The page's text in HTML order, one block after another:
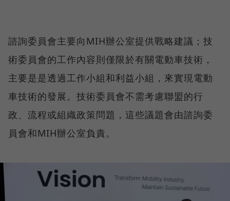
諮詢委員會主要向MIH辦公室提供戰略建議；技
術委員會的工作內容則僅限於有關電動車技術，
主要是是透過工作小組和利益小組，來實現電動
車技術的發展。技術委員會不需考慮聯盟的行
政、流程或組織政策問題，這些議題會由諮詢委
員會和MIH辦公室負責。